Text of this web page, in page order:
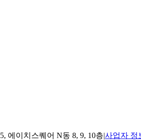
에이치스퀘어 N동 8, 9, 10층|사업자 정